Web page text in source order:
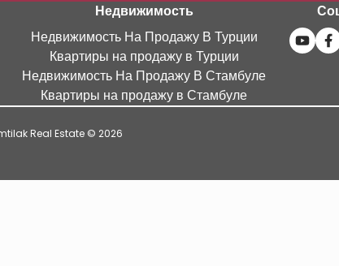
Недвижимость
Недвижимость На Продажу В Турции
Квартиры на продажу в Турции
Недвижимость На Продажу В Стамбуле
Квартиры на продажу в Стамбуле
Real Estate © 2026